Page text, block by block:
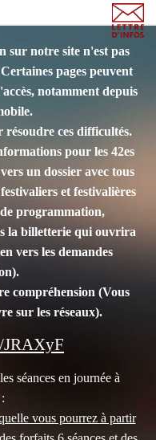
sur notre site n'est pas
pages peuvent
notamment depuis
ces difficultés.
pour les 42es
un dossier avec tous
et festivalières
programmation,
la billetterie qui ouvrira
vers les demandes
compréhension (Vous
sur les réseaux).
séances en journée à
vous pourrez à partir